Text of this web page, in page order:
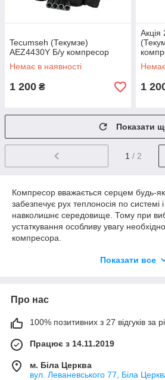
Tecumseh (Текумзе)
AEZ4430Y Б/у компресор
Немає в наявності
1 200 ₴
Акція
1
Показати
1 / 2
Компресор вважається серцем будь-
забезпечує рух теплоносія по системі і
навколишнє середовище. Тому при
устаткування особливу увагу
компресора.
Види компресорів
Поршневий
найпопулярніший вид. В них задіяний
рахунок руху кривошипно-шатунного
Переваги:
Показати все
Про нас
100% позитивних з 27 відгуків за
Працює з 14.11.2019
м. Біла Церква
вул. Леваневського 77, Біла